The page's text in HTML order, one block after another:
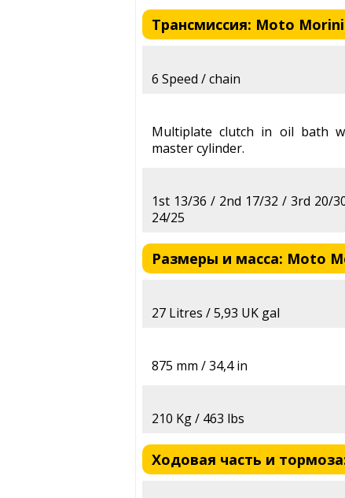
Трансмиссия: Moto Morini
6 Speed / chain
Multiplate clutch in oil bath
master cylinder.
1st 13/36 / 2nd 17/32 / 3rd 20/
24/25
Размеры и масса: Moto
27 Litres / 5,93 UK gal
875 mm / 34,4 in
210 Kg / 463 lbs
Ходовая часть и